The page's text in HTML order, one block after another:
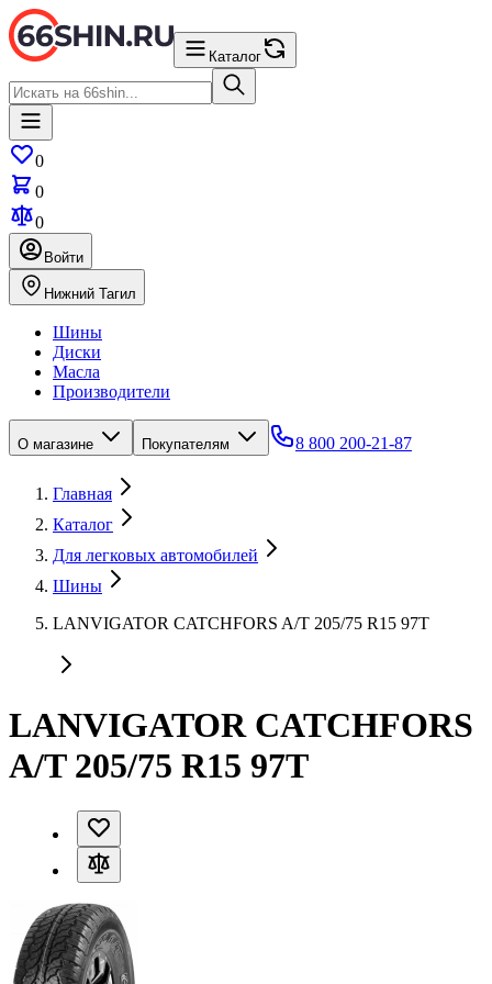
Каталог
0
0
0
Войти
Нижний Тагил
Шины
Диски
Масла
Производители
О магазине Покупателям 8 800 200-21-87
Главная
Каталог
Для легковых автомобилей
Шины
LANVIGATOR CATCHFORS A/T 205/75 R15 97T
LANVIGATOR CATCHFORS
A/T 205/75 R15 97T